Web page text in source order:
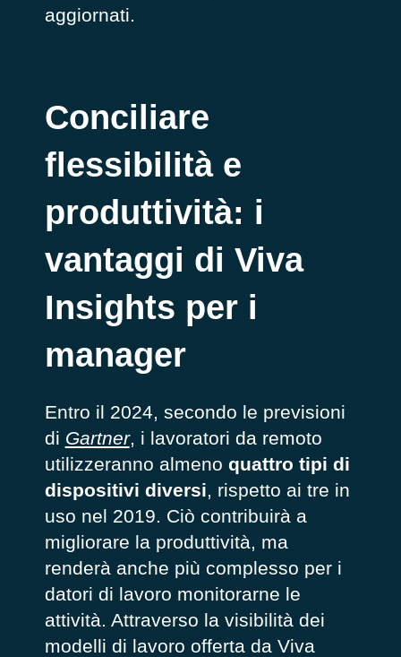
aggiornati.
Conciliare
flessibilità e
produttività: i
vantaggi di Viva
Insights per i
manager
Entro il 2024, secondo le previsioni
di Gartner, i lavoratori da remoto
utilizzeranno almeno quattro tipi di
dispositivi diversi, rispetto ai tre in
uso nel 2019. Ciò contribuirà a
migliorare la produttività, ma
renderà anche più complesso per i
datori di lavoro monitorarne le
attività. Attraverso la visibilità dei
modelli di lavoro offerta da Viva